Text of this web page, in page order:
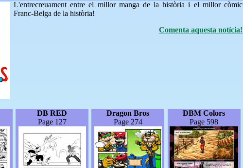
L'entrecreuament entre el millor manga de la història i el millor còmic
Franc-Belga de la història!
Comenta aquesta notícia!
DB RED
Page 127
Dragon Bros
Page 274
DBM Colors
Page 598